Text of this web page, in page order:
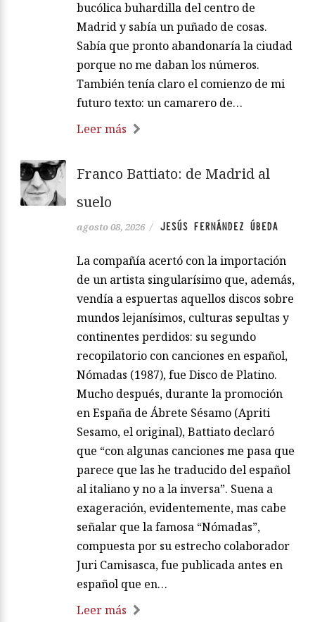
bucólica buhardilla del centro de
Madrid y sabía un puñado de cosas.
Sabía que pronto abandonaría la ciudad
porque no me daban los números.
También tenía claro el comienzo de mi
futuro texto: un camarero de…
Leer más
Franco Battiato: de Madrid al
suelo
agosto 08, 2026 / JESÚS FERNÁNDEZ ÚBEDA
La compañía acertó con la importación
de un artista singularísimo que, además,
vendía a espuertas aquellos discos sobre
mundos lejanísimos, culturas sepultas y
continentes perdidos: su segundo
recopilatorio con canciones en español,
Nómadas (1987), fue Disco de Platino.
Mucho después, durante la promoción
en España de Ábrete Sésamo (Apriti
Sesamo, el original), Battiato declaró
que “con algunas canciones me pasa que
parece que las he traducido del español
al italiano y no a la inversa”. Suena a
exageración, evidentemente, mas cabe
señalar que la famosa “Nómadas”,
compuesta por su estrecho colaborador
Juri Camisasca, fue publicada antes en
español que en…
Leer más